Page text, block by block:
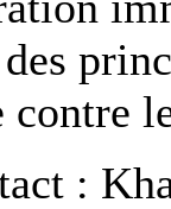
contre
: